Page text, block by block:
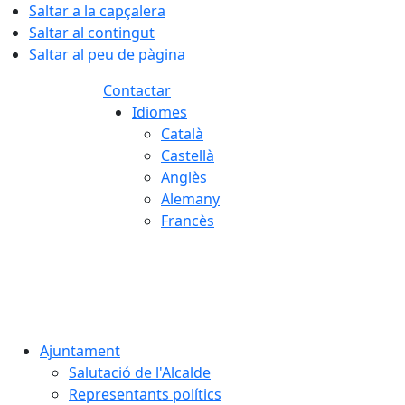
Saltar a la capçalera
Saltar al contingut
Saltar al peu de pàgina
Contactar
Idiomes
Català
Castellà
Anglès
Alemany
Francès
Ajuntament
Salutació de l'Alcalde
Representants polítics